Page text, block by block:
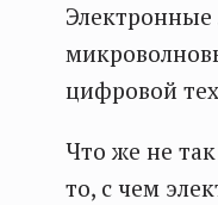
цифровой
Что же не
то, с чем